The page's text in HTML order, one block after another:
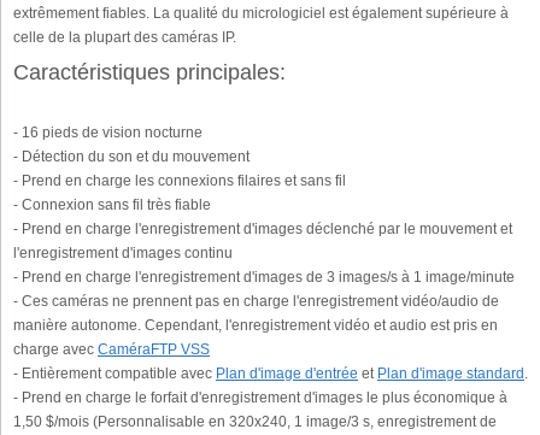
extrêmement fiables. La qualité du micrologiciel est également supérieure à
celle de la plupart des caméras IP.
Caractéristiques principales:
- 16 pieds de vision nocturne
- Détection du son et du mouvement
- Prend en charge les connexions filaires et sans fil
- Connexion sans fil très fiable
- Prend en charge l'enregistrement d'images déclenché par le mouvement et
l'enregistrement d'images continu
- Prend en charge l'enregistrement d'images de 3 images/s à 1 image/minute
- Ces caméras ne prennent pas en charge l'enregistrement vidéo/audio de
manière autonome. Cependant, l'enregistrement vidéo et audio est pris en
charge avec CaméraFTP VSS
- Entièrement compatible avec Plan d'image d'entrée et Plan d'image standard .
- Prend en charge le forfait d'enregistrement d'images le plus économique à
1,50 $/mois (Personnalisable en 320x240, 1 image/3 s, enregistrement de